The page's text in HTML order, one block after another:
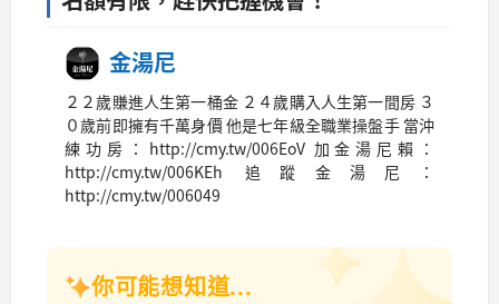
金湯尼
２２歲賺進人生第一桶金 ２４歲購入人生第一間房 ３
０歲前即擁有千萬身價 他是七年級全職業操盤手 當沖
練功房：http://cmy.tw/006EoV 加金湯尼賴：
http://cmy.tw/006KEh 追蹤金湯尼：
http://cmy.tw/006049
你可能想知道...